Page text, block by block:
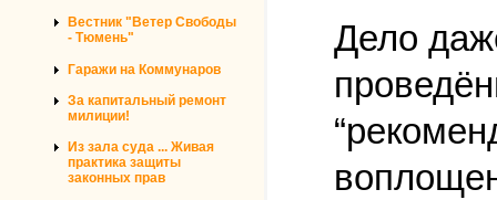
Вестник "Ветер Свободы
- Тюмень"
Гаражи на Коммунаров
За капитальный ремонт
милиции!
Из зала суда ... Живая
практика защиты
законных прав
Дело